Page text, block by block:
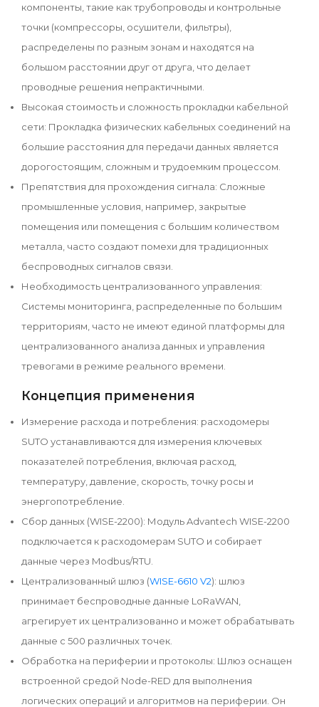
компоненты, такие как трубопроводы и контрольные
точки (компрессоры, осушители, фильтры),
распределены по разным зонам и находятся на
большом расстоянии друг от друга, что делает
проводные решения непрактичными.
Высокая стоимость и сложность прокладки кабельной
сети: Прокладка физических кабельных соединений на
большие расстояния для передачи данных является
дорогостоящим, сложным и трудоемким процессом.
Препятствия для прохождения сигнала: Сложные
промышленные условия, например, закрытые
помещения или помещения с большим количеством
металла, часто создают помехи для традиционных
беспроводных сигналов связи.
Необходимость централизованного управления:
Системы мониторинга, распределенные по большим
территориям, часто не имеют единой платформы для
централизованного анализа данных и управления
тревогами в режиме реального времени.
Концепция применения
Измерение расхода и потребления: расходомеры
SUTO устанавливаются для измерения ключевых
показателей потребления, включая расход,
температуру, давление, скорость, точку росы и
энергопотребление.
Сбор данных (WISE-2200): Модуль Advantech WISE-2200
подключается к расходомерам SUTO и собирает
данные через Modbus/RTU.
Централизованный шлюз (WISE-6610 V2): шлюз
принимает беспроводные данные LoRaWAN,
агрегирует их централизованно и может обрабатывать
данные с 500 различных точек.
Обработка на периферии и протоколы: Шлюз оснащен
встроенной средой Node-RED для выполнения
логических операций и алгоритмов на периферии. Он